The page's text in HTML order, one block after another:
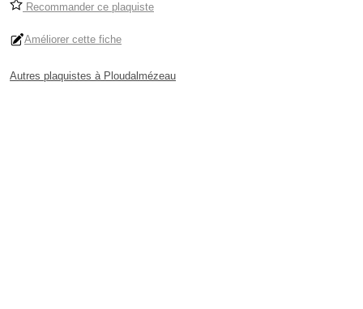
Recommander ce plaquiste
Améliorer cette fiche
Autres plaquistes à Ploudalmézeau